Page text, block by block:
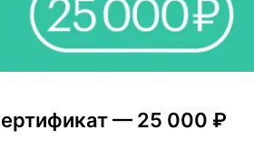
— 25 000 ₽